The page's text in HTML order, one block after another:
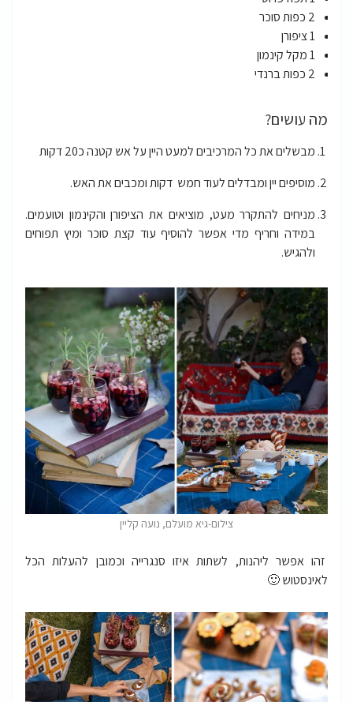
2 כפות סוכר
1 ציפורן
1 מקל קינמון
2 כפות ברנדי
מה עושים?
מבשלים את כל המרכיבים למעט היין על אש קטנה כ20 דקות
מוסיפים יין ומבדלים לעוד חמש דקות ומכבים את האש.
מניחים להתקרר מעט, מוציאים את הציפורן והקינמון וטועמים.
במידה וחריף מדי אפשר להוסיף עוד קצת סוכר ומיץ תפוחים
ולהגיש.
צילום-גיא מועלם, נועה קליין
זהו אפשר ליהנות, לשתות איזו סנגרייה וכמובן להעלות הכל
לאינסטוש 🙂